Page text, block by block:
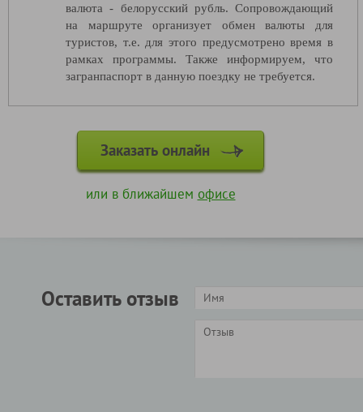
валюта - белорусский рубль. Сопровождающий
на маршруте организует обмен валюты для
туристов, т.е. для этого предусмотрено время в
рамках программы. Также информируем, что
загранпаспорт в данную поездку не требуется.
Заказать онлайн
или в ближайшем офисе
Оставить отзыв